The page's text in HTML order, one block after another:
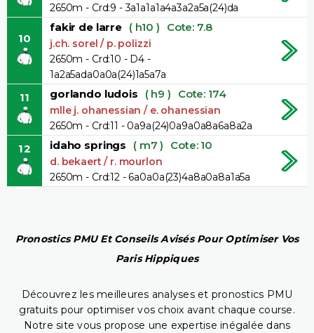
2650m - Crd:9 - 3a1a1a1a4a3a2a5a(24)da
10
fakir de larre ( h10 ) Cote: 7.8
j.ch. sorel / p. polizzi
2650m - Crd:10 - D4 -
1a2a5ada0a0a(24)1a5a7a
11 gorlando ludois ( h9 ) Cote: 174
mlle j. ohanessian / e. ohanessian
2650m - Crd:11 - 0a9a(24)0a9a0a8a6a8a2a
12 idaho springs ( m7 ) Cote: 10
d. bekaert / r. mourlon
2650m - Crd:12 - 6a0a0a(23)4a8a0a8a1a5a
Pronostics PMU Et Conseils Avisés Pour Optimiser Vos
Paris Hippiques
Découvrez les meilleures analyses et pronostics PMU
gratuits pour optimiser vos choix avant chaque course.
Notre site vous propose une expertise inégalée dans